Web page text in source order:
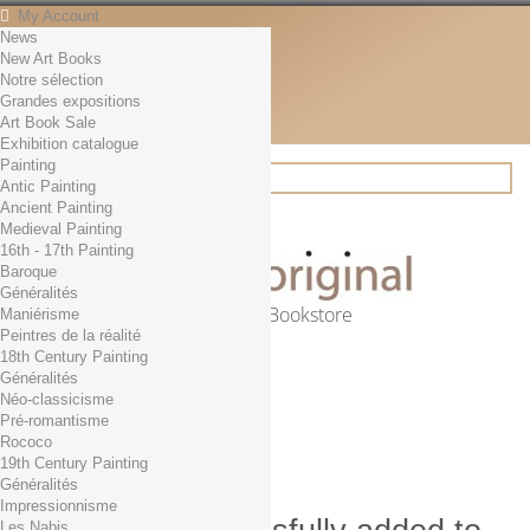
My Account
Contact
English
English
Français
News
Search
Online Art Bookstore
Cart (empty)
No products
Free shipping!
0,00 € Total
Check out
News
New Art Books
Notre sélection
Grandes expositions
Art Book Sale
Exhibition catalogue
Painting
Antic Painting
Ancient Painting
Medieval Painting
16th - 17th Painting
Baroque
Généralités
Maniérisme
Peintres de la réalité
18th Century Painting
Généralités
Néo-classicisme
Pré-romantisme
Rococo
19th Century Painting
Généralités
Impressionnisme